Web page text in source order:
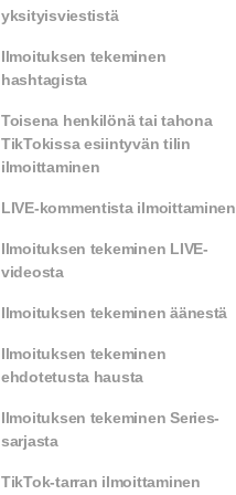
yksityisviestistä
Ilmoituksen tekeminen
hashtagista
Toisena henkilönä tai tahona
TikTokissa esiintyvän tilin
ilmoittaminen
LIVE-kommentista ilmoittaminen
Ilmoituksen tekeminen LIVE-
videosta
Ilmoituksen tekeminen äänestä
Ilmoituksen tekeminen
ehdotetusta hausta
Ilmoituksen tekeminen Series-
sarjasta
TikTok-tarran ilmoittaminen